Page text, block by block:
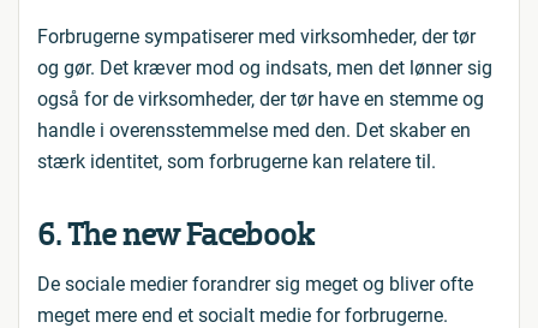
Forbrugerne sympatiserer med virksomheder, der tør
og gør. Det kræver mod og indsats, men det lønner sig
også for de virksomheder, der tør have en stemme og
handle i overensstemmelse med den. Det skaber en
stærk identitet, som forbrugerne kan relatere til.
6. The new Facebook
De sociale medier forandrer sig meget og bliver ofte
meget mere end et socialt medie for forbrugerne.